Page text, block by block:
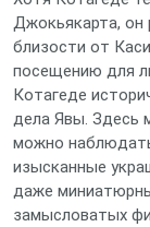
Джокьякарта, он
близости от
посещению для
Котагеде
дела Явы. Здесь
можно
изысканные
даже
замысловатых